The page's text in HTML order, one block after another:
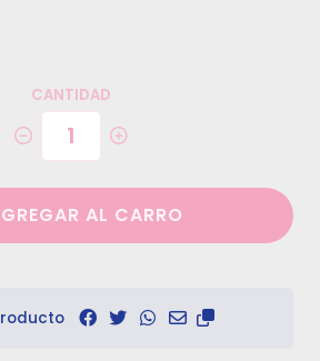
CANTIDAD
AL CARRO